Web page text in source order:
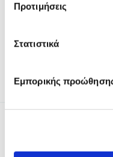
Προτιμήσεις
Στατιστικά
Εμπορικής
Με ποιους αθλητές
δεκαετία